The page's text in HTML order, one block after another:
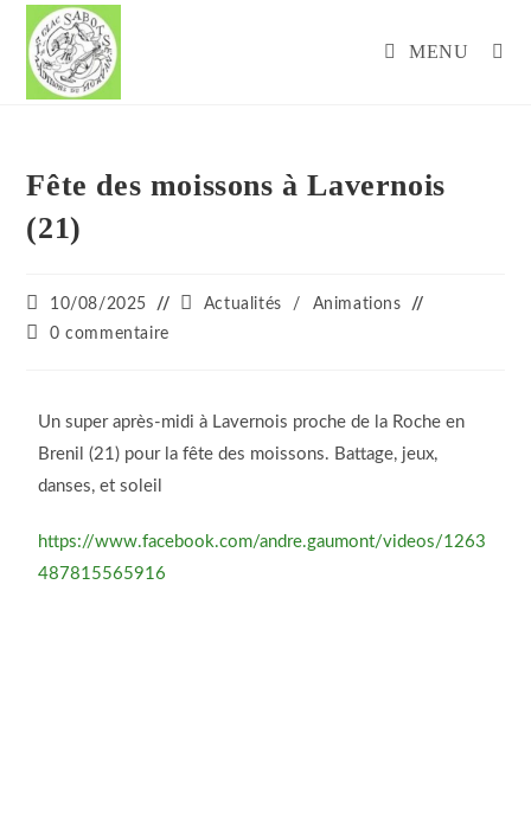
MENU
Fête des moissons à Lavernois
(21)
10/08/2025 Actualités /
Animations
0 commentaire
Un super après-midi à Lavernois proche de la Roche en
Brenil (21) pour la fête des moissons. Battage, jeux,
danses, et soleil
https://www.facebook.com/andre.gaumont/videos/1263
487815565916